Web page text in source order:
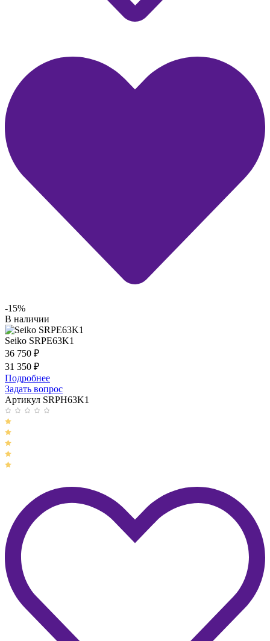
-15%
В наличии
Seiko SRPE63K1
36 750 ₽
31 350 ₽
Подробнее
Задать вопрос
Артикул SRPH63K1